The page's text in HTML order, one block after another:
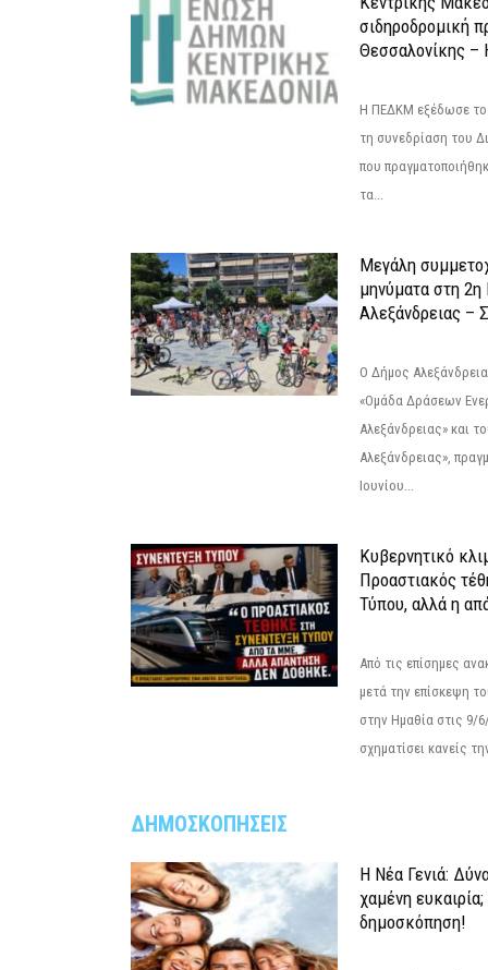
σιδηροδρομική
Θεσσαλονίκης –
Η ΠΕΔΚΜ εξέδωσε το
τη συνεδρίαση του
που
τα...
Μεγάλη
μηνύματα στη
Αλεξάνδρειας –
Ο Δήμος
«Ομάδα Δράσεων
Αλεξάνδρειας» και
Αλεξάνδρειας»,
Ιουνίου...
Κυβερνητικό
Προαστιακός
Τύπου, αλλά η
Από τις επίσημες
μετά την επίσκεψη
στην Ημαθία στις 9/
σχηματίσει κανείς
ΔΗΜΟΣΚΟΠΗΣΕΙΣ
Η Νέα Γενιά:
χαμένη
δημοσκόπηση!